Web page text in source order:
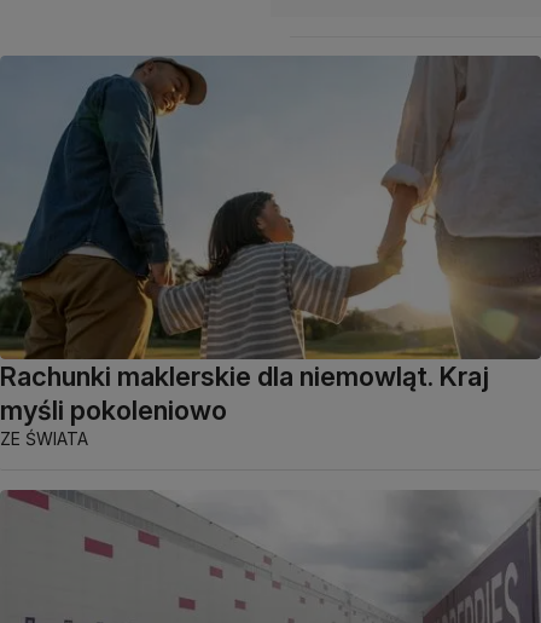
Rachunki maklerskie dla niemowląt. Kraj
myśli pokoleniowo
ZE ŚWIATA